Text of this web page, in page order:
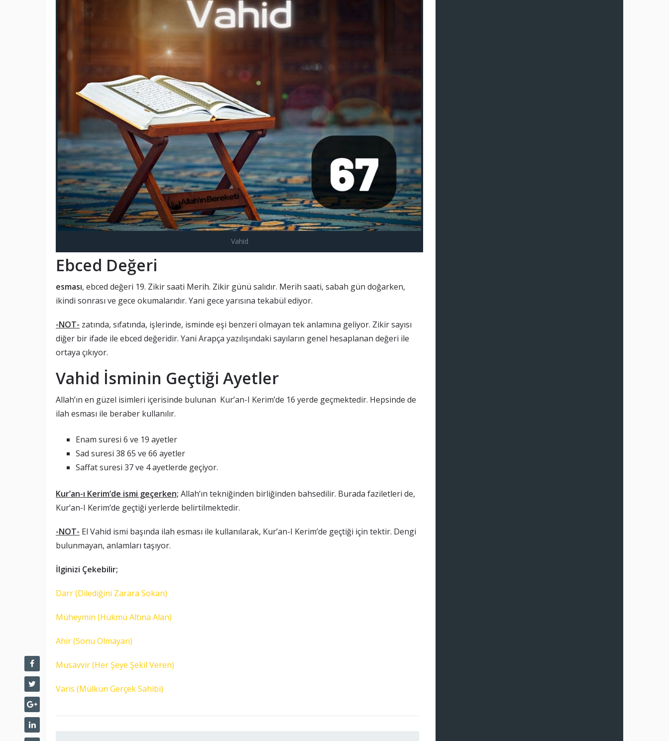
Vahid
Ebced Değeri
esması, ebced değeri 19. Zikir saati Merih. Zikir günü salıdır. Merih saati, sabah gün doğarken,
ikindi sonrası ve gece okumalarıdır. Yani gece yarısına tekabül ediyor.
-NOT- zatında, sıfatında, işlerinde, isminde eşi benzeri olmayan tek anlamına geliyor. Zikir sayısı
diğer bir ifade ile ebced değeridir. Yani Arapça yazılışındaki sayıların genel hesaplanan değeri ile
ortaya çıkıyor.
Vahid İsminin Geçtiği Ayetler
Allah’ın en güzel isimleri içerisinde bulunan Kur’an-I Kerim’de 16 yerde geçmektedir. Hepsinde de
ilah esması ile beraber kullanılır.
Enam suresi 6 ve 19 ayetler
Sad suresi 38 65 ve 66 ayetler
Saffat suresi 37 ve 4 ayetlerde geçiyor.
Kur’an-ı Kerim’de ismi geçerken; Allah’ın tekniğinden birliğinden bahsedilir. Burada faziletleri de,
Kur’an-I Kerim’de geçtiği yerlerde belirtilmektedir.
-NOT- El Vahid ismi başında ilah esması ile kullanılarak, Kur’an-I Kerim’de geçtiği için tektir. Dengi
bulunmayan, anlamları taşıyor.
İlginizi Çekebilir;
Darr (Dilediğini Zarara Sokan)
Müheymin (Hükmü Altına Alan)
Ahir (Sonu Olmayan)
Musavvir (Her Şeye Şekil Veren)
Varis (Mülkün Gerçek Sahibi)